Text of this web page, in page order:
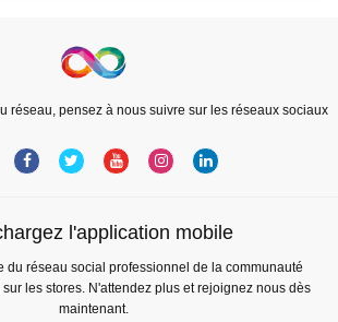
réseau, pensez à nous suivre sur les réseaux sociaux
l'application mobile
du réseau social professionnel de la communauté
les stores. N'attendez plus et rejoignez nous dès
maintenant.